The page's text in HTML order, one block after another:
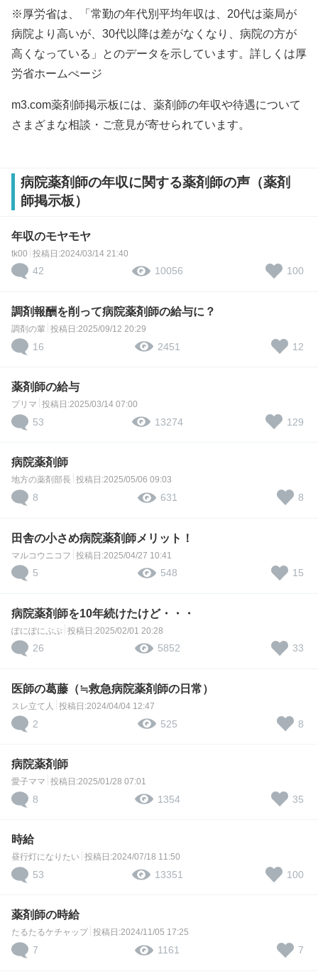
※厚労省は、「常勤の年代別平均年収は、20代は薬局が
病院より高いが、30代以降は差がなくなり、病院の方が
高くなっている」とのデータを示しています。詳しくは厚
労省ホームぺージ
m3.com薬剤師掲示板には、薬剤師の年収や待遇について
さまざまな相談・ご意見が寄せられています。
病院薬剤師の年収に関する薬剤師の声（薬剤
師掲示板）
年収のモヤモヤ
tk00 投稿日:2024/03/14 21:40
42 10056 100
調剤報酬を削って病院薬剤師の給与に？
調剤の輩 投稿日:2025/09/12 20:29
16 2451 12
薬剤師の給与
プリマ 投稿日:2025/03/14 07:00
53 13274 129
病院薬剤師
地方の薬剤部長 投稿日:2025/05/06 09:03
8 631 8
田舎の小さめ病院薬剤師メリット！
マルコウニコフ 投稿日:2025/04/27 10:41
5 548 15
病院薬剤師を10年続けたけど・・・
ぽにぽにぷぷ 投稿日:2025/02/01 20:28
26 5852 33
医師の葛藤（≒救急病院薬剤師の日常）
スレ立て人 投稿日:2024/04/04 12:47
2 525 8
病院薬剤師
愛子ママ 投稿日:2025/01/28 07:01
8 1354 35
時給
昼行灯になりたい 投稿日:2024/07/18 11:50
53 13351 100
薬剤師の時給
たるたるケチャップ 投稿日:2024/11/05 17:25
7 1161 7